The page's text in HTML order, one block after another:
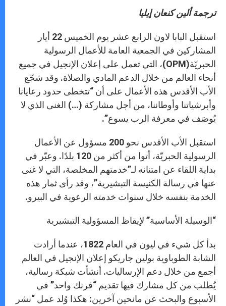
ترجمة ألين كنعان إيليا
استقبل البابا لاون الرابع عشر يوم الخميس 22 أيار
المشاركين في الجمعية العامة للأعمال الرسولية
الحبريّة(OPM)، التي تعمل على إعلان الإنجيل في جميع
أنحاء العالم من خلال الدعم المادي والصلاة. وقد شجّع
الأب الأقدس هذه الأعمال على أن “تتخطى حدود رعايانا
وأبرشياتنا وأوطاننا، من أجل مشاركة (…) الغنى الذي لا
يُوصَف في معرفة الرب يسوع”.
استقبل الأب الأقدس نحو 200 مسؤول عن الأعمال
الرسولية الحبريّة، أتوا من أكثر من 120 بلدًا. وعبّر في
بداية اللقاء عن امتنانه لـ”خدمتهم المخلصة، التي لا غنى
عنها في رسالة الكنيسة التبشيرية”، وقد رأى ثمار هذه
الخدمة بنفسه خلال سنوات خدمته الرعوية في البيرو.
“الوسيلة الأساسية” لإيقاظ المسؤولية التبشيرية
بدأ كل شيء في ليون في العام 1822، عندما أرادت
الشابة الطوباوية بولين جاريكو إعلان الإنجيل في العالم
أجمع من خلال دعم الإرساليات. أنشأت شبكة رسالية،
يُطلب من كل مشارك فيها تقديم “فرنك واحد” في
الأسبوع والبحث عن مانحين آخرين: هكذا وُلد عمل “نشر